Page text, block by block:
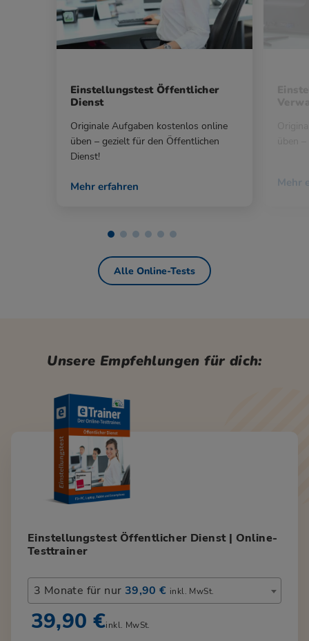
Einstellungstest Öffentlicher
Dienst
Originale Aufgaben kostenlos online
üben – gezielt für den Öffentlichen
Dienst!
Mehr erfahren Mehr
Alle Online-Tests
Unsere Empfehlungen für dich:
Einstellungstest Öffentlicher Dienst | Online-
Testtrainer
3 Monate für nur 39,90 € inkl. MwSt.
39,90 €inkl. MwSt.